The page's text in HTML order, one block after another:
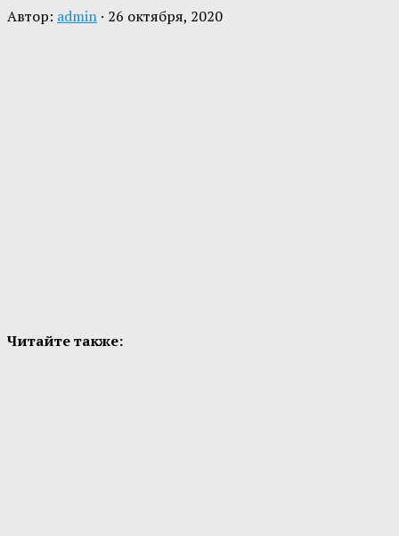
Автор: admin · 26 октября, 2020
Читайте также: